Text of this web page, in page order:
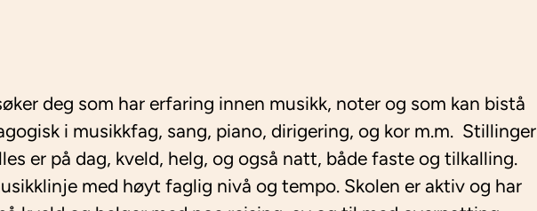
deg som har erfaring innen musikk, noter og som kan bistå
i musikkfag, sang, piano, dirigering, og kor m.m. Stillinger
er på dag, kveld, helg, og også natt, både faste og tilkalling.
med høyt faglig nivå og tempo. Skolen er aktiv og har